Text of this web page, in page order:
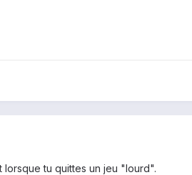
lorsque tu quittes un jeu "lourd".